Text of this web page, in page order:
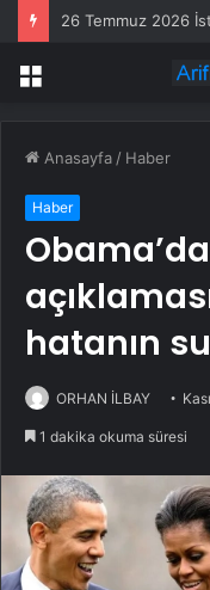
Menü
Anasayfa / Haber
Haber
hatanın
ORHAN İLBAY
1 dakika okuma süresi